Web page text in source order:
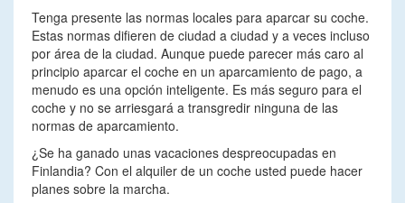
Tenga presente las normas locales para aparcar su coche.
Estas normas difieren de ciudad a ciudad y a veces incluso
por área de la ciudad. Aunque puede parecer más caro al
principio aparcar el coche en un aparcamiento de pago, a
menudo es una opción inteligente. Es más seguro para el
coche y no se arriesgará a transgredir ninguna de las
normas de aparcamiento.
¿Se ha ganado unas vacaciones despreocupadas en
Finlandia? Con el alquiler de un coche usted puede hacer
planes sobre la marcha.